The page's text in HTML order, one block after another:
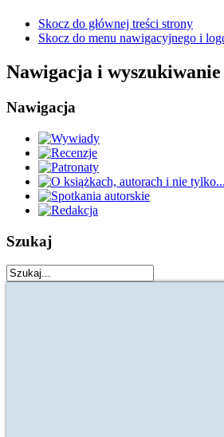
Skocz do głównej treści strony
Skocz do menu nawigacyjnego i
Nawigacja i wyszukiwanie
Nawigacja
Szukaj